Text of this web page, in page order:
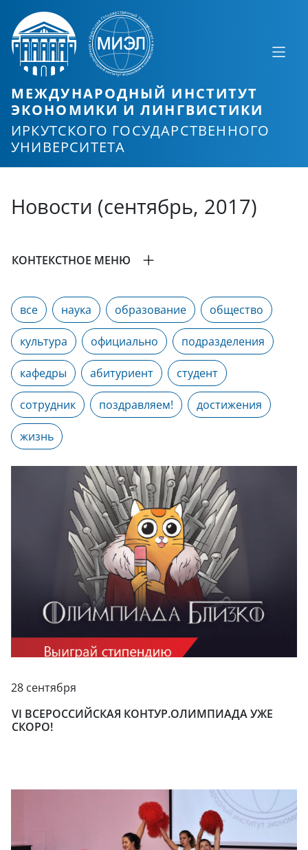
МЕЖДУНАРОДНЫЙ ИНСТИТУТ
ЭКОНОМИКИ И ЛИНГВИСТИКИ
ИРКУТСКОГО ГОСУДАРСТВЕННОГО
УНИВЕРСИТЕТА
Новости (сентябрь, 2017)
КОНТЕКСТНОЕ МЕНЮ
все наука образование общество
культура официально подразделения
кафедры абитуриент студент
сотрудник поздравляем! достижения
жизнь
28 сентября
VI ВСЕРОССИЙСКАЯ КОНТУР.ОЛИМПИАДА УЖЕ
СКОРО!